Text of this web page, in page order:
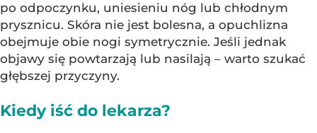
po odpoczynku, uniesieniu nóg lub chłodnym
prysznicu. Skóra nie jest bolesna, a opuchlizna
obejmuje obie nogi symetrycznie. Jeśli jednak
objawy się powtarzają lub nasilają – warto szukać
głębszej przyczyny.
Kiedy iść do lekarza?